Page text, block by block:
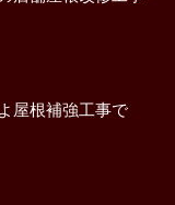
屋根補強工事で